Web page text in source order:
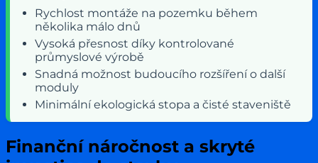
Rychlost montáže na pozemku během
několika málo dnů
Vysoká přesnost díky kontrolované
průmyslové výrobě
Snadná možnost budoucího rozšíření o další
moduly
Minimální ekologická stopa a čisté staveniště
Finanční náročnost a skryté